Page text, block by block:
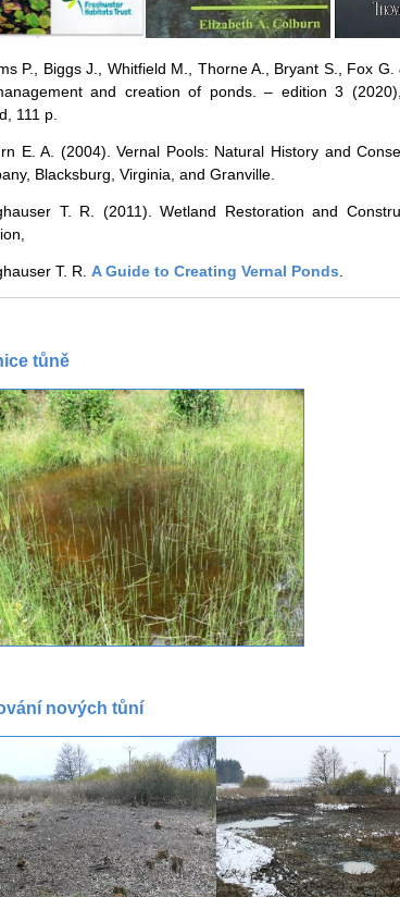
P., Biggs J., Whitfield M., Thorne A., Bryant S., Fox G.
and creation of ponds. – edition 3
111 p.
E. A. (2004). Vernal Pools: Natural History and
Blacksburg, Virginia, and Granville.
T. R. (2011). Wetland Restoration and
,
T. R. A Guide to Creating Vernal Ponds.
tůně
nových tůní